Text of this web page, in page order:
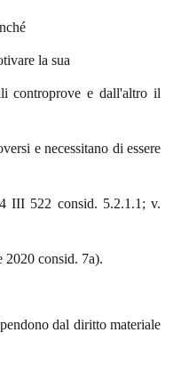
la sua
controprove e dall'altro il
e necessitano di essere
III 522 consid. 5.2.1.1; v.
2020 consid. 7a).
dal diritto materiale